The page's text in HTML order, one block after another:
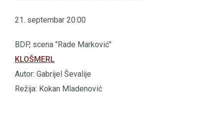
21. septembar 20:00
BDP, scena "Rade Marković"
KLOŠMERL
Autor: Gabrijel Ševalije
Režija: Kokan Mladenović